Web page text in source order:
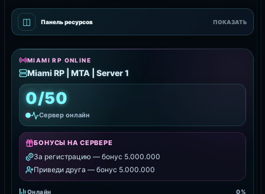
◫ Панель ресурсов ПОКАЗАТЬ
MIAMI RP ONLINE
Miami RP | MTA | Server 1
0/50
Сервер онлайн
БОНУСЫ НА СЕРВЕРЕ
За регистрацию — бонус 5.000.000
Приведи друга — бонус 5.000.000
Онлайн 0%